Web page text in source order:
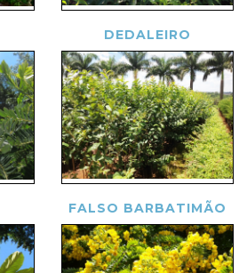
DEDALEIRO
FALSO BARBATIMÃO